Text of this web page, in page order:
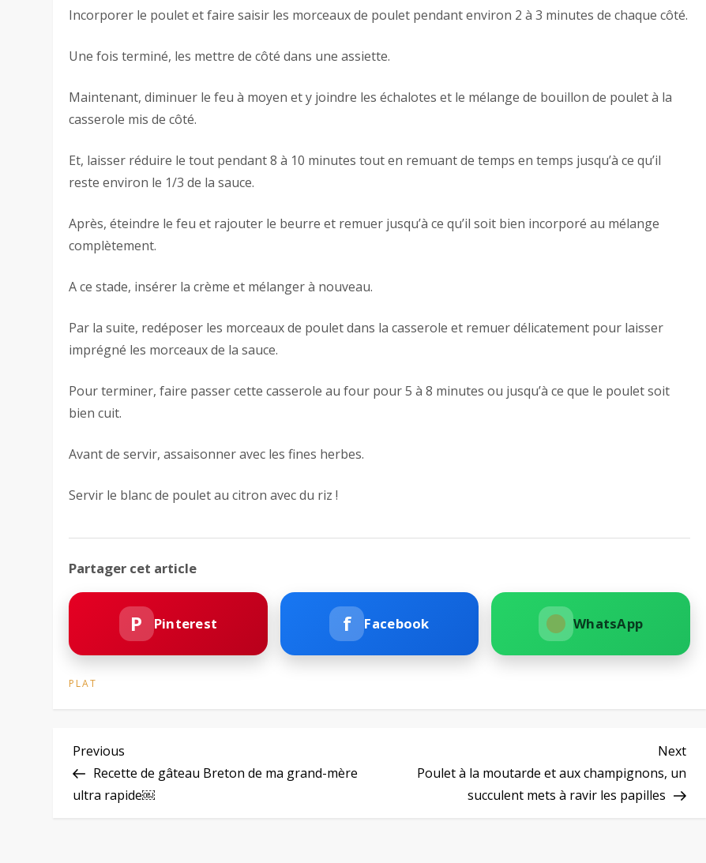
Incorporer le poulet et faire saisir les morceaux de poulet pendant environ 2 à 3 minutes de chaque côté.
Une fois terminé, les mettre de côté dans une assiette.
Maintenant, diminuer le feu à moyen et y joindre les échalotes et le mélange de bouillon de poulet à la
casserole mis de côté.
Et, laisser réduire le tout pendant 8 à 10 minutes tout en remuant de temps en temps jusqu’à ce qu’il
reste environ le 1/3 de la sauce.
Après, éteindre le feu et rajouter le beurre et remuer jusqu’à ce qu’il soit bien incorporé au mélange
complètement.
A ce stade, insérer la crème et mélanger à nouveau.
Par la suite, redéposer les morceaux de poulet dans la casserole et remuer délicatement pour laisser
imprégné les morceaux de la sauce.
Pour terminer, faire passer cette casserole au four pour 5 à 8 minutes ou jusqu’à ce que le poulet soit
bien cuit.
Avant de servir, assaisonner avec les fines herbes.
Servir le blanc de poulet au citron avec du riz !
Partager cet article
P Pinterest f Facebook WhatsApp
PLAT
N
a
Previous
Post
Previous
Recette de gâteau Breton de ma grand-mère
ultra rapide￼
Next
Post
Next
Poulet à la moutarde et aux champignons, un
succulent mets à ravir les papilles